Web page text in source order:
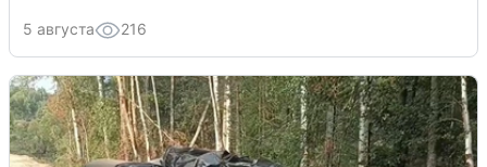
5 августа 216